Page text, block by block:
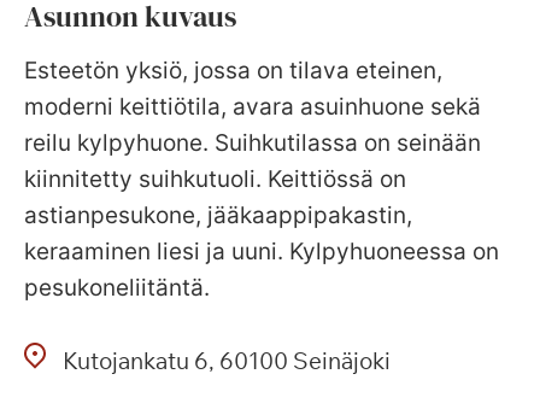
Asunnon kuvaus
Esteetön yksiö, jossa on tilava eteinen,
moderni keittiötila, avara asuinhuone sekä
reilu kylpyhuone. Suihkutilassa on seinään
kiinnitetty suihkutuoli. Keittiössä on
astianpesukone, jääkaappipakastin,
keraaminen liesi ja uuni. Kylpyhuoneessa on
pesukoneliitäntä.
Kutojankatu 6 60100 Seinäjoki